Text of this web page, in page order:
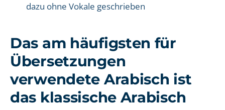
dazu ohne Vokale geschrieben
Das am häufigsten für
Übersetzungen
verwendete Arabisch ist
das klassische Arabisch